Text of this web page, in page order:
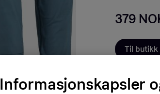
379
Til butikk
Informasjonskapsler